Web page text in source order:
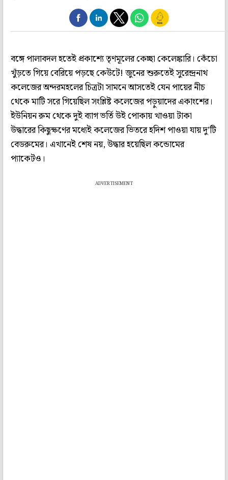
বঙ্গে পালাবদল হতেই প্রকাশ্যে তৃণমূলের কেচ্ছা কেলেঙ্কারি। কেঁচো
খুঁড়তে গিয়ে বেরিয়ে পড়ছে কেউটে! জুনের শুরুতেই সুরেন্দ্রনাথ
কলেজের অন্দরমহলের চিত্রটা সামনে আসতেই যেন পায়ের নীচ
থেকে মাটি সরে গিয়েছিল সংশ্লিষ্ট কলেজের পড়ুয়াদের একাংশের।
ইউনিয়ন রুম থেকে দুই ব্যাগ ভর্তি উই পোকায় খাওয়া টাকা
উদ্ধারের কিছুক্ষণের মধ্যেই কলেজের ভিতরে হদিশ পাওয়া যায় দু’টি
বেডরুমের। এখানেই শেষ নয়, উদ্ধার হয়েছিল কন্ডোমের
প্যাকেটও।
ADVERTISEMENT